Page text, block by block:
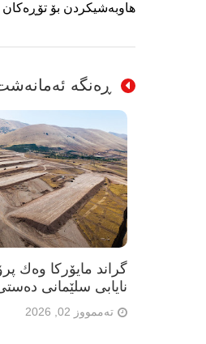
هاوبەشیکردن بۆ تۆڕەکان
ڕەنگە
گراند مایۆرکا وەك
نایابی سلێمانی
تەممووز 02, 2026